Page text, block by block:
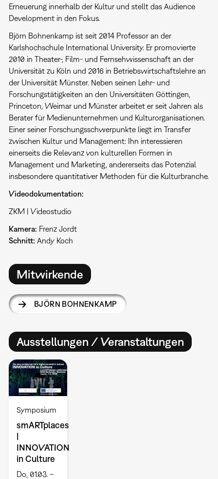
Erneuerung innerhalb der Kultur und stellt das Audience
Development in den Fokus.
Björn Bohnenkamp ist seit 2014 Professor an der
Karlshochschule International University. Er promovierte
2010 in Theater-, Film- und Fernsehwissenschaft an der
Universität zu Köln und 2016 in Betriebswirtschaftslehre an
der Universität Münster. Neben seinen Lehr- und
Forschungstätigkeiten an den Universitäten Göttingen,
Princeton, Weimar und Münster arbeitet er seit Jahren als
Berater für Medienunternehmen und Kulturorganisationen.
Einer seiner Forschungsschwerpunkte liegt im Transfer
zwischen Kultur und Management: Ihn interessieren
einerseits die Relevanz von kulturellen Formen in
Management und Marketing, andererseits das Potenzial
insbesondere quantitativer Methoden für die Kulturbranche.
Videodokumentation:
ZKM | Videostudio
Kamera: Frenz Jordt
Schnitt: Andy Koch
Mitwirkende
BJÖRN BOHNENKAMP
Ausstellungen / Veranstaltungen
Symposium
smARTplaces
|
INNOVATION
in Culture
Do, 01.03. –